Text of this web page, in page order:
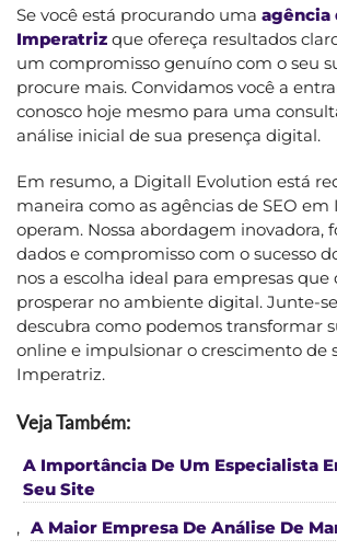
Se você está procurando uma agência
Imperatriz que ofereça resultados
um compromisso genuíno com o seu
procure mais. Convidamos você a
conosco hoje mesmo para uma
análise inicial de sua presença digital.
Em resumo, a Digitall Evolution está
maneira como as agências de SEO
operam. Nossa abordagem inovadora,
dados e compromisso com o sucesso
nos a escolha ideal para empresas que
prosperar no ambiente digital. Junte-
descubra como podemos transformar
online e impulsionar o crescimento de
Imperatriz.
Veja Também:
A Importância De Um Especialista
Seu Site
, A Maior Empresa De Análise De